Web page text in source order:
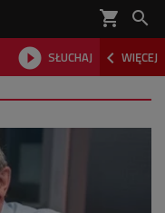
shopping_cart 
 SŁUCHAJ  WIĘCEJ
